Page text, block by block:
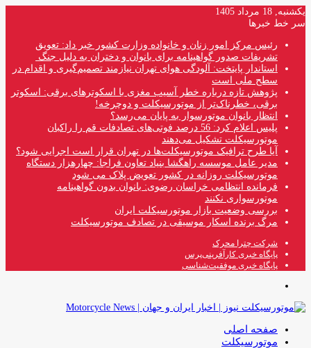
یکشنبه, 18 مرداد 1405
سر خط خبرها
رئیس مرکز امور زنان و خانواده وزارت کشور خبر داد: تعویق
تشریفات صدور گواهینامه برای بانوان و دختران به دلیل جنگ
استاندار پایتخت: آلودگی هوای تهران نیازمند تصمیم‌گیری و اقدام در
سطح ملی است
پژوهش تازه درباره خطر آسیب مغزی با اسکوترهای برقی: اسکوتر
برقی، خطرناک‌تر از موتورسیکلت و دوچرخه!
انتظار بانوان موتورسوار به پایان می‌رسد؟
پلیس اعلام کرد: 56 درصد فوتی‌های تصادفات قم را راکبان
موتورسیکلت تشکیل می‌دهند
آیا طرح ترافیک موتورسیکلت‌ها در تهران قرار است اجرایی شود؟
مدیر عامل موسسه راهگشا بنیاد تعاون فراجا: چهارهزار دستگاه
موتورسیکلت روزانه در کشور تعویض پلاک می شود
فرمانده انتظامی خراسان رضوی: بانوان بدون گواهینامه
موتورسواری نکنند
بررسی وضعیت بازار موتورسیکلت ایران
مرگ برنده اسکار موسیقی در تصادف موتورسیکلت
شرکت چترا محرک
پایگاه خبری کارآفرینی‌پرس
پایگاه خبری موفقیت‌شناسی
صفحه اصلی
موتورسیکلت